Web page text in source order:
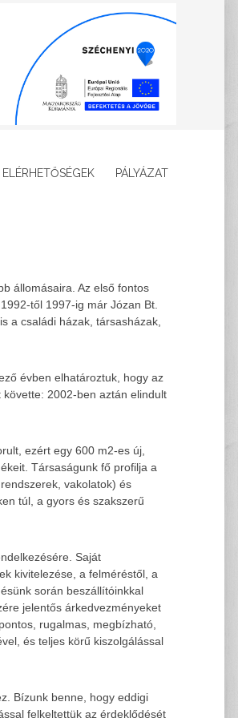
ELÉRHETŐSÉGEK PÁLYÁZAT
állomásaira. Az első fontos
től 1997-ig már Józan Bt.
a családi házak, társasházak,
évben elhatároztuk, hogy az
2002-ben aztán elindult
ezért egy 600 m2-es új,
Társaságunk fő profilja a
vakolatok) és
túl, a gyors és szakszerű
Saját
kivitelezése, a felméréstől, a
során beszállítóinkkal
jelentős árkedvezményeket
rugalmas, megbízható,
és teljes körű kiszolgálással
Bízunk benne, hogy eddigi
felkeltettük az érdeklődését